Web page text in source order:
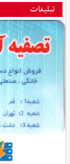
تبلیغات